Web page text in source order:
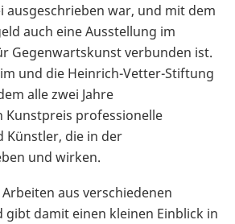
ausgeschrieben war, und mit dem
auch eine Ausstellung im
Gegenwartskunst verbunden ist.
und die Heinrich-Vetter-Stiftung
alle zwei Jahre
Kunstpreis professionelle
Künstler, die in der
und wirken.
aus verschiedenen
damit einen kleinen Einblick in